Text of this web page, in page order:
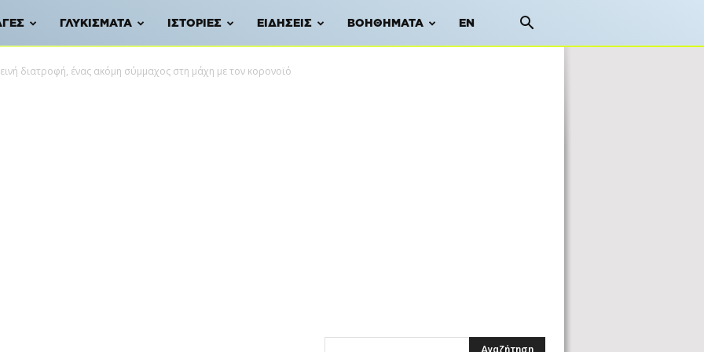
ΓΛΥΚΊΣΜΑΤΑ ΙΣΤΟΡΊΕΣ ΕΙΔΉΣΕΙΣ ΒΟΗΘΉΜΑΤΑ EN
διατροφή, ένας ακόμη σύμμαχος στη μάχη με τον κορονοϊό